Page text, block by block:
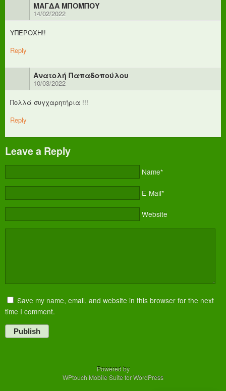
ΜΑΓΔΑ ΜΠΟΜΠΟΥ
14/02/2022
ΥΠΈΡΟΧΗ!!
Reply
Ανατολή Παπαδοπούλου
10/03/2022
Πολλά συγχαρητήρια !!!
Reply
Leave a Reply
Name*
E-Mail*
Website
Save my name, email, and website in this browser for the next
time I comment.
Publish
Powered by
WPtouch Mobile Suite for WordPress